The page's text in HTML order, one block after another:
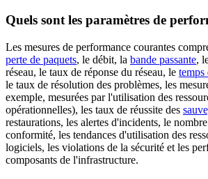
Quels sont les paramètres de
Les mesures de performance courantes
perte de paquets, le débit, la bande passante,
réseau, le taux de réponse du réseau, le temps
le taux de résolution des problèmes, les
exemple, mesurées par l'utilisation des
opérationnelles), les taux de réussite des
restaurations, les alertes d'incidents, le
conformité, les tendances d'utilisation des
logiciels, les violations de la sécurité et les
composants de l'infrastructure.